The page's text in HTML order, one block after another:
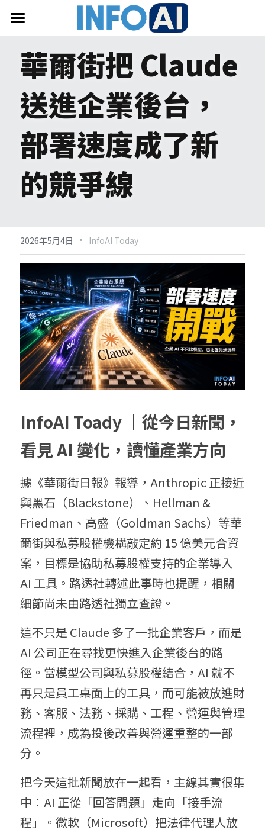
關於InfoAI
訂閱電子報
最新文章
搜索
email聯絡
華爾街把 Claude
送進企業後台，
部署速度成了新
的競爭線
2026年5月4日 · InfoAI Today
InfoAI Toady ｜從今日新聞，
看見 AI 變化，讀懂產業方向
據《華爾街日報》報導，Anthropic 正接近
與黑石（Blackstone）、Hellman &
Friedman、高盛（Goldman Sachs）等華
爾街與私募股權機構敲定約 15 億美元合資
案，目標是協助私募股權支持的企業導入
AI 工具。路透社轉述此事時也提醒，相關
細節尚未由路透社獨立查證。
這不只是 Claude 多了一批企業客戶，而是
AI 公司正在尋找更快進入企業後台的路
徑。當模型公司與私募股權結合，AI 就不
再只是員工桌面上的工具，而可能被放進財
務、客服、法務、採購、工程、營運與管理
流程裡，成為投後改善與營運重整的一部
分。
把今天這批新聞放在一起看，主線其實很集
中：AI 正從「回答問題」走向「接手流
程」。微軟（Microsoft）把法律代理人放